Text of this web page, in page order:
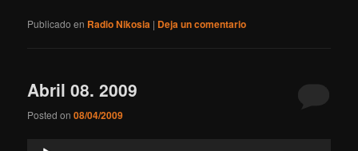
Publicado en Radio Nikosia | Deja un comentario
Abril 08. 2009
Posted on08/04/2009
Reproductor